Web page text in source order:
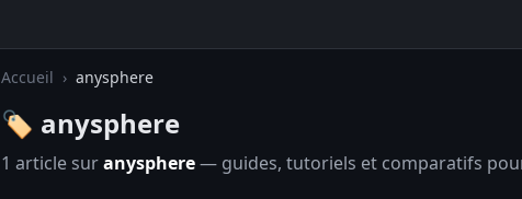
Accueil › anysphere
🏷️ anysphere
1 article suranysphere— guides, tutoriels et comparatifs